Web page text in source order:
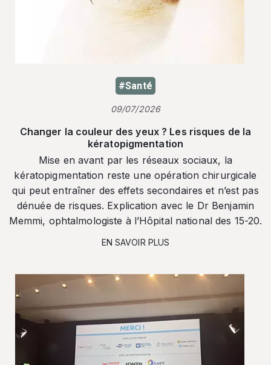
#Santé
09/07/2026
Changer la couleur des yeux ? Les risques de la
kératopigmentation
Mise en avant par les réseaux sociaux, la
kératopigmentation reste une opération chirurgicale
qui peut entraîner des effets secondaires et n’est pas
dénuée de risques. Explication avec le Dr Benjamin
Memmi, ophtalmologiste à l’Hôpital national des 15-20.
EN SAVOIR PLUS